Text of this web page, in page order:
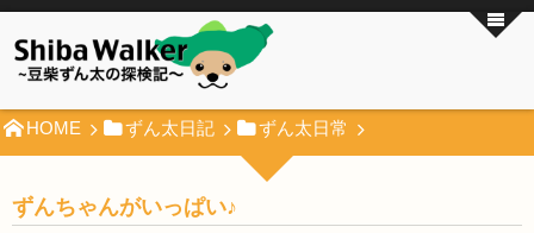
HOME ずん太日記 ずん太日常
ずんちゃんがいっぱい♪